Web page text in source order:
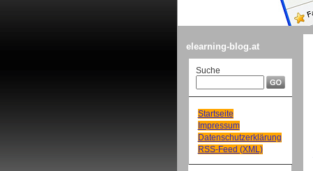
elearning-blog.at
Suche
Startseite
Impressum
Datenschutzerklärung
RSS-Feed (XML)